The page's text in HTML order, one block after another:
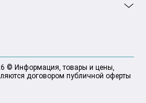
© Информация, товары и цены,
договором публичной оферты